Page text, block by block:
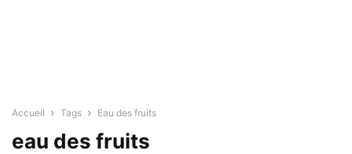
Accueil Tags Eau des fruits
eau des fruits